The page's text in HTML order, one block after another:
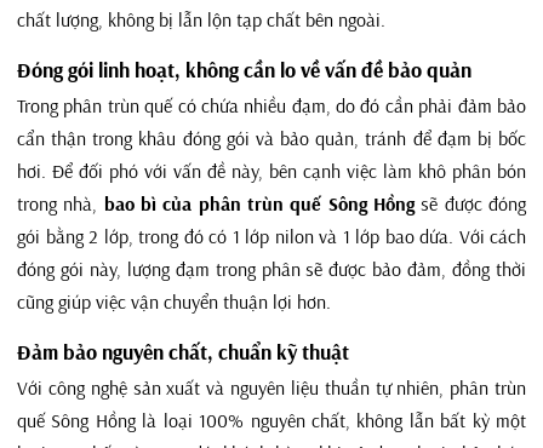
chất lượng, không bị lẫn lộn tạp chất bên ngoài.
Đóng gói linh hoạt, không cần lo về vấn đề bảo quản
Trong phân trùn quế có chứa nhiều đạm, do đó cần phải đảm bảo
cẩn thận trong khâu đóng gói và bảo quản, tránh để đạm bị bốc
hơi. Để đối phó với vấn đề này, bên cạnh việc làm khô phân bón
trong nhà, bao bì của phân trùn quế Sông Hồngsẽ được đóng
gói bằng 2 lớp, trong đó có 1 lớp nilon và 1 lớp bao dứa. Với cách
đóng gói này, lượng đạm trong phân sẽ được bảo đảm, đồng thời
cũng giúp việc vận chuyển thuận lợi hơn.
Đảm bảo nguyên chất, chuẩn kỹ thuật
Với công nghệ sản xuất và nguyên liệu thuần tự nhiên, phân trùn
quế Sông Hồng là loại 100% nguyên chất, không lẫn bất kỳ một